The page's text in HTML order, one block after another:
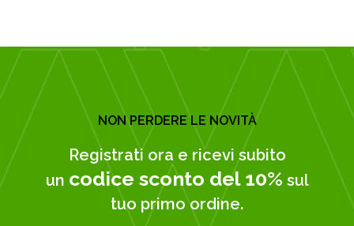
NON PERDERE LE NOVITÀ
Registrati ora e ricevi subito
un codice sconto del 10% sul
tuo primo ordine.